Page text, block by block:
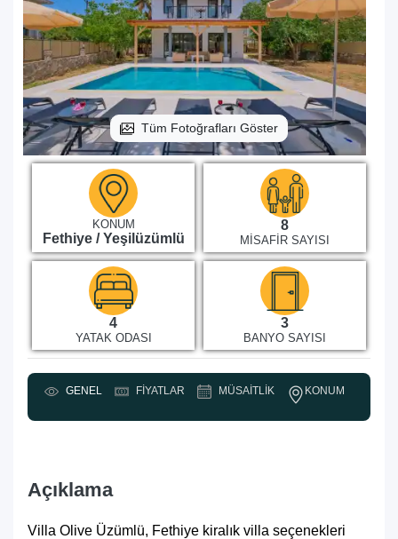
Tüm Fotoğrafları Göster
KONUM
Fethiye / Yeşilüzümlü
8
MISAFIR SAYISI
4
YATAK ODASI
3
BANYO SAYISI
GENEL FIYATLAR MÜSAITLIK KONUM
Açıklama
Villa Olive Üzümlü, Fethiye kiralık villa seçenekleri